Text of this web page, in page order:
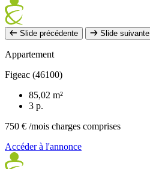
Slide précédente Slide suivante
Appartement
Figeac (46100)
85,02 m²
3 p.
750 € /mois charges comprises
Accéder à l'annonce